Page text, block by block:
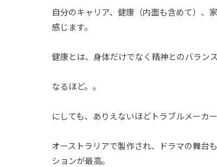
自分のキャリア、健康（内面も含めて）、
感じます。
健康とは、身体だけでなく精神とのバラン
なるほど。。
にしても、ありえないほどトラブルメーカ
オーストラリアで製作され、ドラマの舞台
ションが最高。